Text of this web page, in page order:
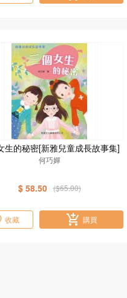
生的秘密[新雅兒童成長故事集]
何巧嬋
$ 58.50 ($65.00)
收藏 購買